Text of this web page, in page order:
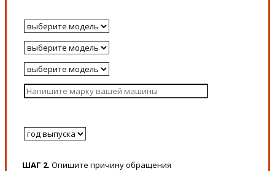
ШАГ 2. Опишите причину обращения